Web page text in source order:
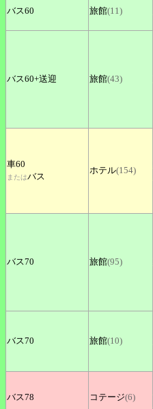
バス60 旅館(11)
バス60+送迎 旅館(43)
車60
またはバス
ホテル(154)
バス70 旅館(95)
バス70 旅館(10)
バス78 コテージ(6)